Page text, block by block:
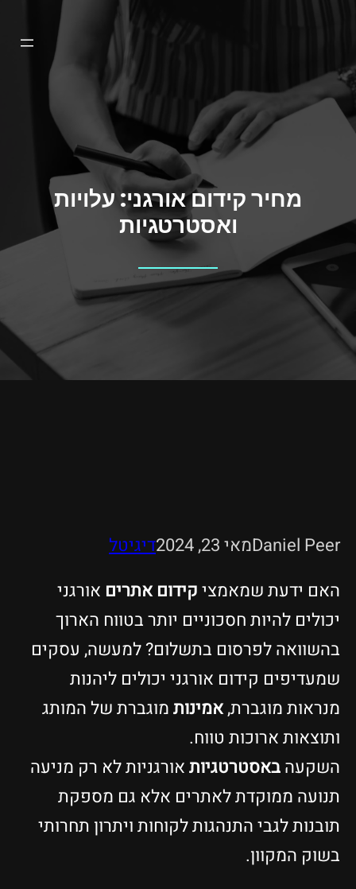
מחיר קידום אורגני: עלויות
ואסטרטגיות
Daniel Peerמאי 23, 2024
דיגיטל
האם ידעת שמאמציקידום אתרים אורגני
יכולים להיות חסכוניים יותר בטווח הארוך
בהשוואה לפרסום בתשלום? למעשה, עסקים
שמעדיפים קידום אורגני יכולים ליהנות
מנראות מוגברת,אמינותמוגברת של המותג
ותוצאות ארוכות טווח.
השקעהבאסטרטגיותאורגניות לא רק מניעה
תנועה ממוקדת לאתרים אלא גם מספקת
תובנות לגבי התנהגות לקוחות ויתרון תחרותי
בשוק המקוון.